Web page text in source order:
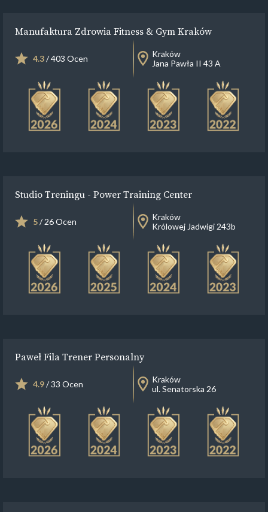
Manufaktura Zdrowia Fitness & Gym Kraków
4.3/ 403 Ocen
Kraków
Jana Pawła II 43 A
Studio Treningu - Power Training Center
5/ 26 Ocen
Kraków
Królowej Jadwigi 243b
Paweł Fila Trener Personalny
4.9/ 33 Ocen
Kraków
ul. Senatorska 26